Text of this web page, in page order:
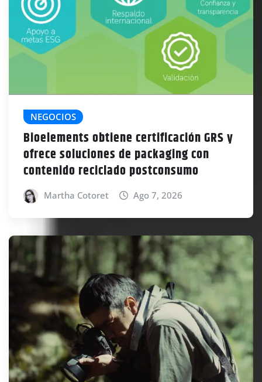
NEGOCIOS
Bioelements obtiene certificación GRS y
ofrece soluciones de packaging con
contenido reciclado postconsumo
Martha Cotoret Ago 7, 2026